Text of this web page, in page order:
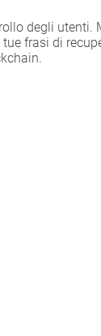
degli utenti.
frasi di